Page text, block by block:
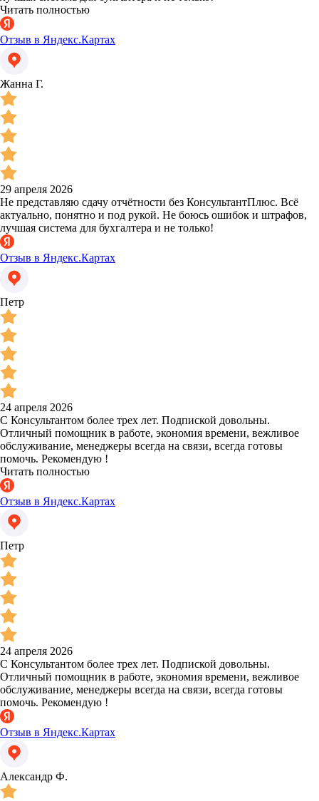
Читать полностью
Отзыв в Яндекс.Картах
Жанна Г.
29 апреля 2026
Не представляю сдачу отчётности без КонсультантПлюс. Всё
актуально, понятно и под рукой. Не боюсь ошибок и штрафов,
лучшая система для бухгалтера и не только!
Отзыв в Яндекс.Картах
Петр
24 апреля 2026
С Консультантом более трех лет. Подпиской довольны.
Отличный помощник в работе, экономия времени, вежливое
обслуживание, менеджеры всегда на связи, всегда готовы
помочь. Рекомендую !
Читать полностью
Отзыв в Яндекс.Картах
Петр
24 апреля 2026
С Консультантом более трех лет. Подпиской довольны.
Отличный помощник в работе, экономия времени, вежливое
обслуживание, менеджеры всегда на связи, всегда готовы
помочь. Рекомендую !
Отзыв в Яндекс.Картах
Александр Ф.